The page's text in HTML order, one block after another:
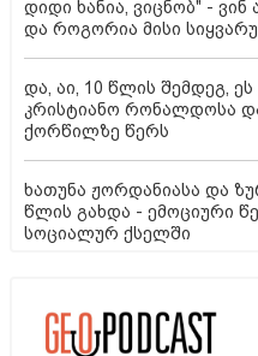
დიდი ხანია, ვიცნობ" - ვინ
და როგორია მისი
და, აი, 10 წლის შემდეგ,
კრისტიანო რონალდოსა
ქორწილზე წერს
ხათუნა ჟორდანიასა და
წლის გახდა - ემოციური
სოციალურ ქსელში